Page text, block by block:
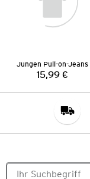
Jungen Pull-on-Jeans
Preis:
15,99 €